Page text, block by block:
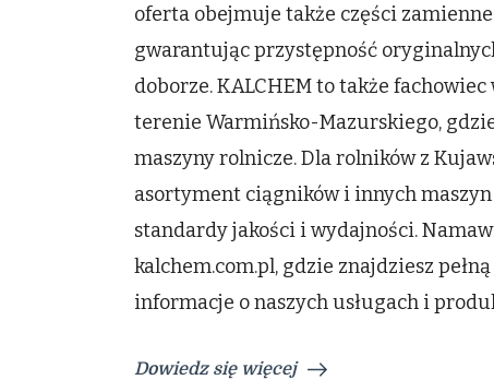
oferta obejmuje także części
gwarantując przystępność
doborze. KALCHEM to także
terenie Warmińsko-Mazurskiego,
maszyny rolnicze. Dla rolników z
asortyment ciągników i innych
standardy jakości i wydajności.
kalchem.com.pl, gdzie znajdziesz
informacje o naszych usługach i
Dowiedz się więcej